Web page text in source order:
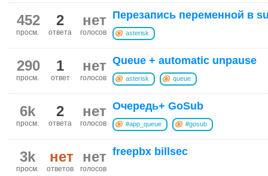
нет
голосов
2
ответа
452
просм.
Перезапись переменной в
asterisk
нет
голосов
1
ответ
290
просм.
Queue + automatic unpause
asterisk queue
нет
голосов
2
ответа
6k
просм.
Очередь+ GoSub
#app_queue #gosub
нет
голосов
нет
ответов
3k
просм.
freepbx billsec